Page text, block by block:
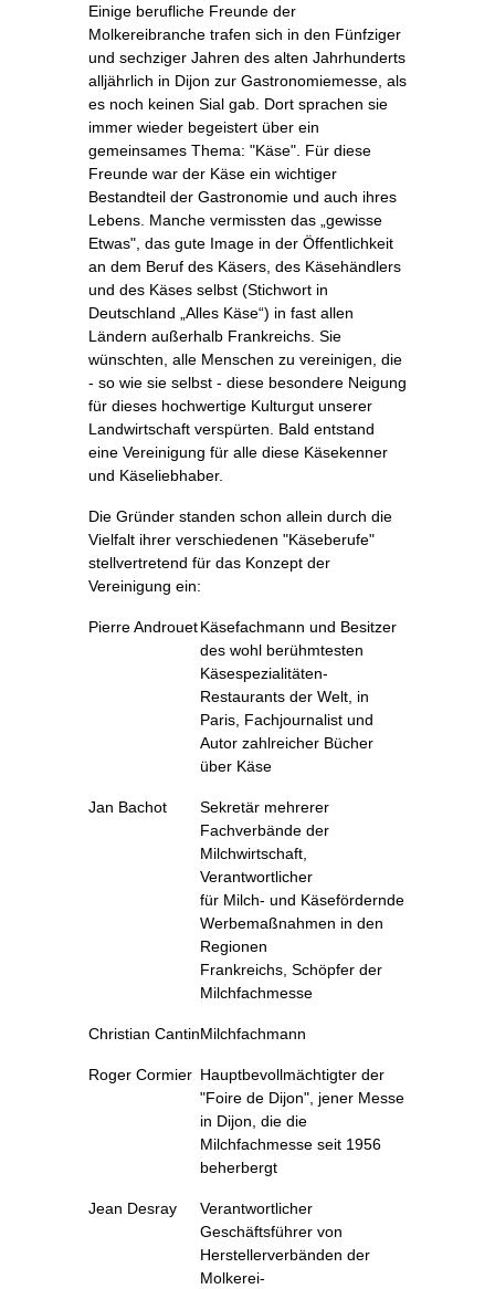
Einige berufliche Freunde der
Molkereibranche trafen sich in den Fünfziger
und sechziger Jahren des alten Jahrhunderts
alljährlich in Dijon zur Gastronomiemesse, als
es noch keinen Sial gab. Dort sprachen sie
immer wieder begeistert über ein
gemeinsames Thema: "Käse". Für diese
Freunde war der Käse ein wichtiger
Bestandteil der Gastronomie und auch ihres
Lebens. Manche vermissten das „gewisse
Etwas", das gute Image in der Öffentlichkeit
an dem Beruf des Käsers, des Käsehändlers
und des Käses selbst (Stichwort in
Deutschland „Alles Käse“) in fast allen
Ländern außerhalb Frankreichs. Sie
wünschten, alle Menschen zu vereinigen, die
- so wie sie selbst - diese besondere Neigung
für dieses hochwertige Kulturgut unserer
Landwirtschaft verspürten. Bald entstand
eine Vereinigung für alle diese Käsekenner
und Käseliebhaber.
Die Gründer standen schon allein durch die
Vielfalt ihrer verschiedenen "Käseberufe"
stellvertretend für das Konzept der
Vereinigung ein:
Pierre AndrouetKäsefachmann und Besitzer
des wohl berühmtesten
Käsespezialitäten-
Restaurants der Welt, in
Paris, Fachjournalist und
Autor zahlreicher Bücher
über Käse
Jan Bachot
Sekretär mehrerer
Fachverbände der
Milchwirtschaft,
Verantwortlicher
für Milch- und Käsefördernde
Werbemaßnahmen in den
Regionen
Frankreichs, Schöpfer der
Milchfachmesse
Christian CantinMilchfachmann
Roger Cormier Hauptbevollmächtigter der
"Foire de Dijon", jener Messe
in Dijon, die die
Milchfachmesse seit 1956
beherbergt
Jean Desray
Verantwortlicher
Geschäftsführer von
Herstellerverbänden der
Molkerei-